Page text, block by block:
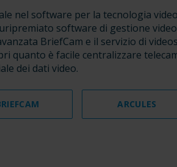
nel software per la tecnologia
software di gestione video
BriefCam e il servizio di
quanto è facile centralizzare
dei dati video.
ARCULES